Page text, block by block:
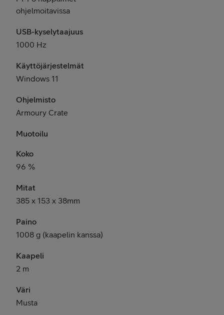
ohjelmoitavissa
USB-kyselytaajuus
1000 Hz
Käyttöjärjestelmät
Windows 11
Ohjelmisto
Armoury Crate
Muotoilu
Koko
96 %
Mitat
385 x 153 x 38mm
Paino
1008 g (kaapelin kanssa)
Kaapeli
2 m
Väri
Musta